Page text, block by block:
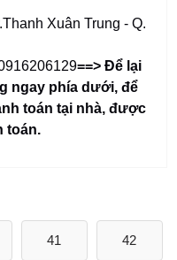
Xuân Trung - Q.
==> Để lại
ngay phía dưới,để
toán tại nhà, được
toán.
41 42